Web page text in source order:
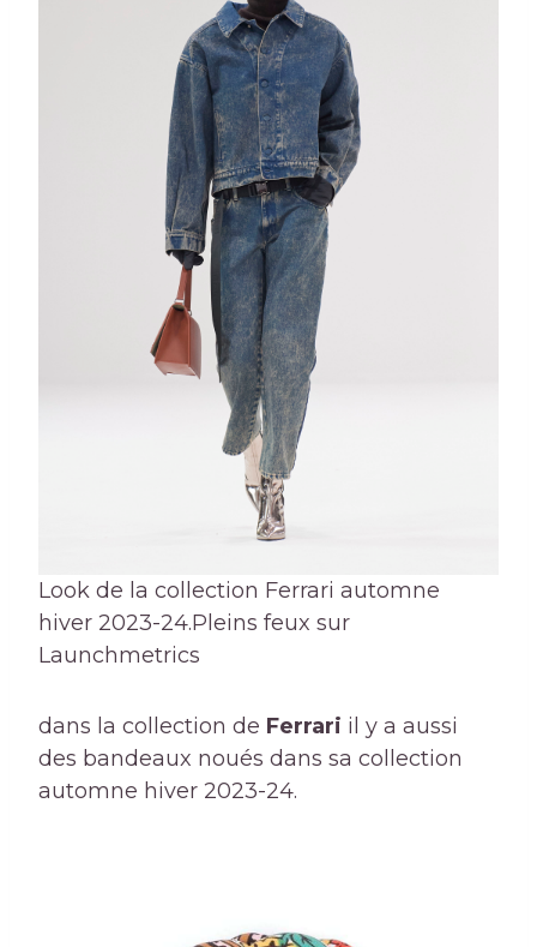
Look de la collection Ferrari automne
hiver 2023-24.Pleins feux sur
Launchmetrics
dans la collection de Ferrari il y a aussi
des bandeaux noués dans sa collection
automne hiver 2023-24.